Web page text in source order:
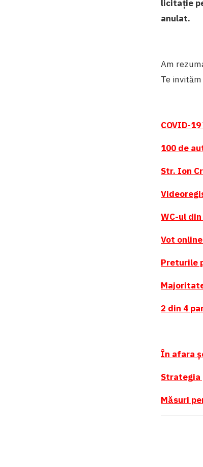
licitație
anulat.
Am
Te
COVID-
100 de
Str. Ion
WC-ul
Vot
Preturile
2 din 4
În afara
Strategia
Măsuri